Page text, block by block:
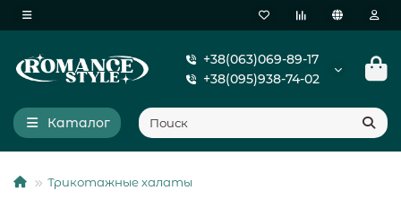
+38(063)069-89-17
+38(095)938-74-02
Каталог
Трикотажные халаты